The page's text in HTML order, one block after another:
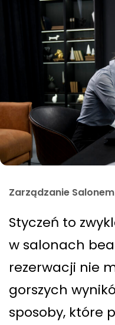
Zarządzanie Salonem
Styczeń to
w salonach
rezerwacji nie
gorszych
sposoby, które